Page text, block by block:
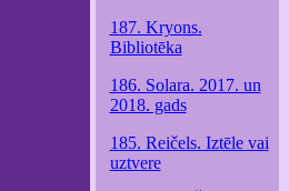
187. Kryons.
Bibliotēka
186. Solara. 2017. un
2018. gads
185. Reičels. Iztēle vai
uztvere